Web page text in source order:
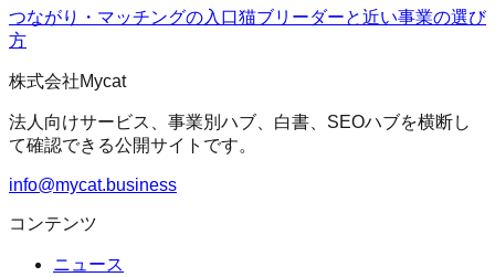
つながり・マッチングの入口猫ブリーダーと近い事業の選び
方
株式会社Mycat
法人向けサービス、事業別ハブ、白書、SEOハブを横断し
て確認できる公開サイトです。
info@mycat.business
コンテンツ
ニュース